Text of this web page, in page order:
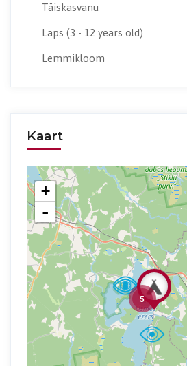
Täiskasvanu
Laps (3 - 12 years old)
Lemmikloom
Kaart
5
+
-